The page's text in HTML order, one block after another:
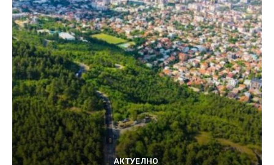
АКТУЕЛНО